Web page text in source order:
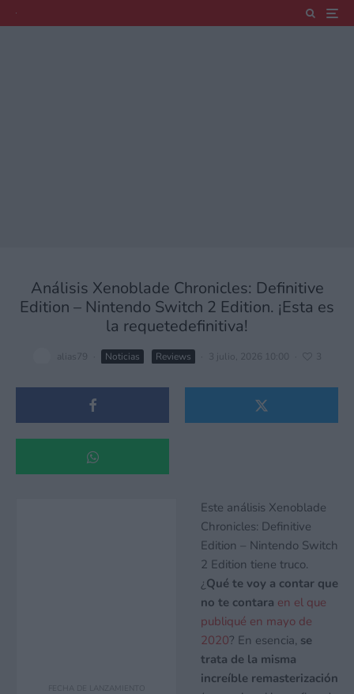
Análisis Xenoblade Chronicles: Definitive
Edition – Nintendo Switch 2 Edition. ¡Esta es
la requetedefinitiva!
alias79 Noticias Reviews 3 julio, 2026 10:00 3
FECHA DE LANZAMIENTO
Este análisis Xenoblade
Chronicles: Definitive
Edition – Nintendo Switch
2 Edition tiene truco.
¿ Qué te voy a contar que
no te contara en el que
publiqué en mayo de
2020? En esencia, se
trata de la misma
increíble remasterización